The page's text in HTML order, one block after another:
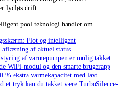
lydløs drift.
pool teknologi handler om.
Flot og intelligent
af aktuel status
af varmepumpen er mulig takket
WiFi-modul og den smarte brugerapp
% ekstra varmekapacitet med lavt
et tryk kan du takket være TurboSilence-